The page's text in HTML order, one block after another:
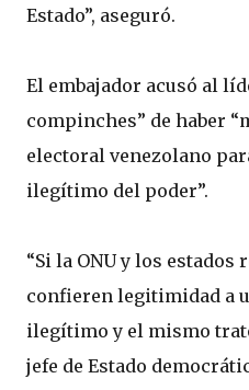
Estado”, aseguró.
El embajador acusó al
compinches” de haber
electoral venezolano
ilegítimo del poder”.
“Si la ONU y los estados
confieren legitimidad a
ilegítimo y el mismo
jefe de Estado